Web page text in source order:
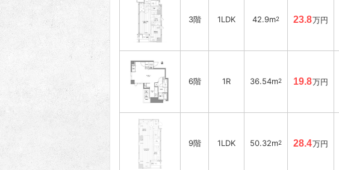
3階 1LDK 42.9m2 23.8万円
6階 1R 36.54m2 19.8万円
9階 1LDK 50.32m2 28.4万円